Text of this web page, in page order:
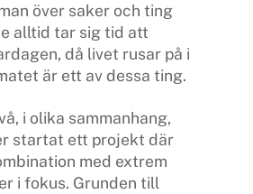
över saker och ting
alltid tar sig tid att
då livet rusar på i
är ett av dessa ting.
i olika sammanhang,
startat ett projekt där
med extrem
i fokus. Grunden till